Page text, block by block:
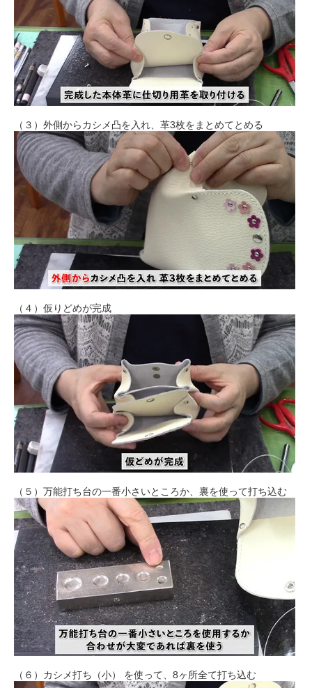
（３）外側からカシメ凸を入れ、革3枚をまとめてとめる
（４）仮りどめが完成
（５）万能打ち台の一番小さいところか、裏を使って打ち込む
（６）カシメ打ち（小） を使って、8ヶ所全て打ち込む